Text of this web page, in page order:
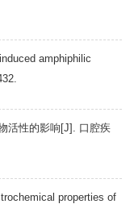
induced amphiphilic
活性的影响[J]. 口腔疾
properties of